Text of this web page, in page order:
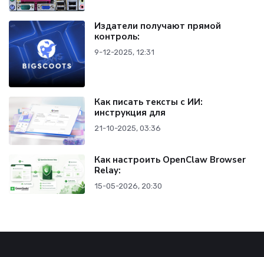
Издатели получают прямой
контроль:
9-12-2025, 12:31
Как писать тексты с ИИ:
инструкция для
21-10-2025, 03:36
Как настроить OpenClaw Browser
Relay:
15-05-2026, 20:30